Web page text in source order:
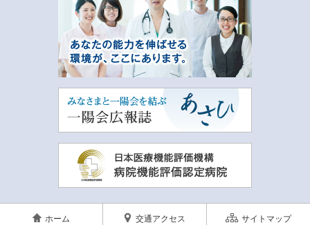
ホーム 交通アクセス サイトマップ